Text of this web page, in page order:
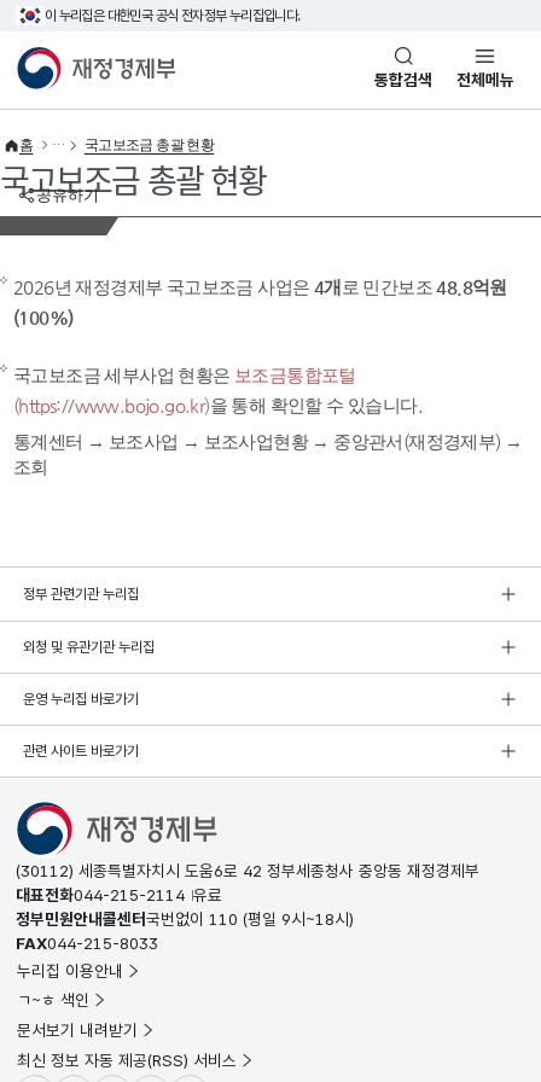
이 누리집은 대한민국 공식 전자정부 누리집입니다.
재정경제부(www.mofe.go.kr)통합검색 전체메뉴
공유하기
홈 국고보조금 총괄 현황
국고보조금 총괄 현황
2026년 재정경제부 국고보조금 사업은 4개 로 민간보조48.8억원
(100%)
국고보조금 세부사업 현황은 보조금통합포털
(https://www.bojo.go.kr)을 통해 확인할 수 있습니다.
통계센터 → 보조사업 → 보조사업현황 → 중앙관서(재정경제부) →
조회
정부 관련기관 누리집
외청 및 유관기관 누리집
운영 누리집 바로가기
관련 사이트 바로가기
(30112) 세종특별자치시 도움6로 42 정부세종청사 중앙동 재정경제부
대표전화044-215-2114 유료
정부민원안내콜센터국번없이 110 (평일 9시~18시)
FAX044-215-8033
누리집 이용안내
ㄱ~ㅎ 색인
문서보기 내려받기
최신 정보 자동 제공(RSS) 서비스